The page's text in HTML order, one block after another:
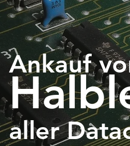
Ankauf
aller